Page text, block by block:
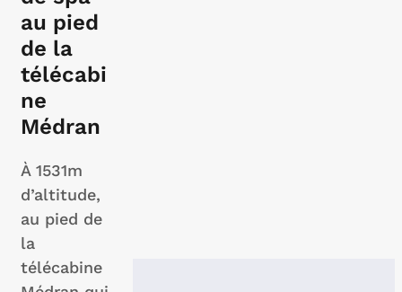
au pied
de la
télécabi
ne
Médran
À 1531m
d’altitude,
au pied de
la
télécabine